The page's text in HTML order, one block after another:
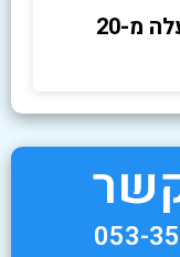
חברת ניקיון ופוליש עם למעלה מ-20